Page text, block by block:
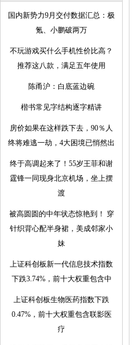
国内新势力9月交付数据汇总：极
氪、小鹏破两万
不玩游戏买什么手机性价比高？
推荐这八款，满足五年使用
陈甬沪：白底蓝边碗
楷书常见字结构逐字精讲
房价如果在这样跌下去，90％人
终将难逃一劫，4大困境已悄然出
终于高调起来了！55岁王菲和谢
霆锋一同现身北京机场，坐上摆
渡
被高圆圆的中年状态惊艳到！ 穿
针织背心配半身裙，美成邻家小
妹
上证科创板新一代信息技术指数
下跌3.74%，前十大权重包含中
上证科创板生物医药指数下跌
0.47%，前十大权重包含联影医
疗